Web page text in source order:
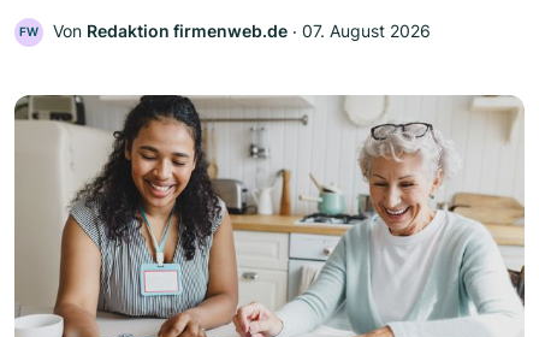
FW Von Redaktion firmenweb.de ‧ 07. August 2026